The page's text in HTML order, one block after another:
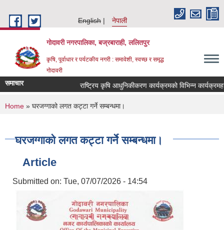
English
नेपाली
गोदावरी नगरपालिका, बज्रबाराही, ललितपुर
कृषि, पूर्वाधार र पर्यटकीय नगरी : समावेशी, स्वच्छ र समृद्ध
गोदावरी
समाचार
You are here
Home » घरजग्गाको लगत कट्टा गर्ने सम्बन्धमा।
घरजग्गाको लगत कट्टा गर्ने सम्बन्धमा।
Article
Submitted on: Tue, 07/07/2026 - 14:54